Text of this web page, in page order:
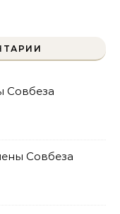
Совбеза
Совбеза